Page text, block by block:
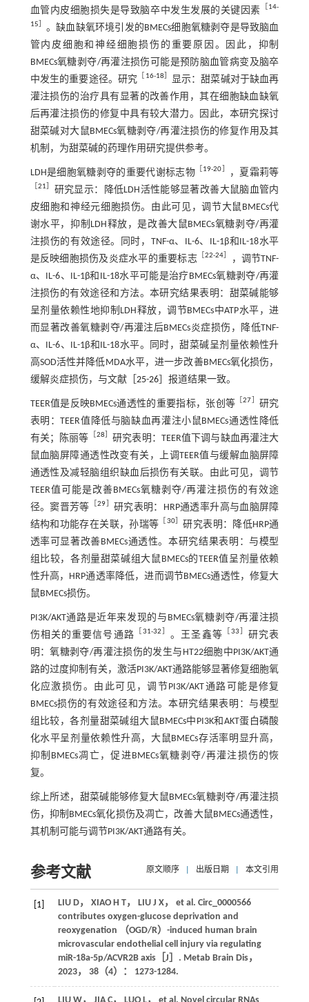
血管内皮细胞损失是导致脑卒中发生发展的关键因素 ［14-
15］ 。缺血缺氧环境引发的BMECs细胞氧糖剥夺是导致脑血
管内皮细胞和神经细胞损伤的重要原因。因此，抑制
BMECs氧糖剥夺/再灌注损伤可能是预防脑血管病变及脑卒
中发生的重要途径。研究 ［ 16-18］
显示：甜菜碱对于缺血再
灌注损伤的治疗具有显著的改善作用，其在细胞缺血缺氧
后再灌注损伤的修复中具有较大潜力。因此，本研究探讨
甜菜碱对大鼠BMECs氧糖剥夺/再灌注损伤的修复作用及其
机制，为甜菜碱的药理作用研究提供参考。
LDH是细胞氧糖剥夺的重要代谢标志物 ［19-20］ ，夏霜莉等
［21］ 研究显示：降低LDH活性能够显著改善大鼠脑血管内
皮细胞和神经元细胞损伤。由此可见，调节大鼠BMECs代
谢水平，抑制LDH释放，是改善大鼠BMECs氧糖剥夺/再灌
注损伤的有效途径。同时，TNF-α、IL-6、IL-1β和IL-18水平
是反映细胞损伤及炎症水平的重要标志［22-24］
，调节TNF-
α、IL-6、IL-1β和IL-18水平可能是治疗BMECs氧糖剥夺/再灌
注损伤的有效途径和方法。本研究结果表明：甜菜碱能够
呈剂量依赖性地抑制LDH释放，调节BMECs中ATP水平，进
而显著改善氧糖剥夺/再灌注后BMECs炎症损伤，降低TNF-
α、IL-6、IL-1β和IL-18水平。同时，甜菜碱呈剂量依赖性升
高SOD活性并降低MDA水平，进一步改善BMECs氧化损伤，
缓解炎症损伤，与文献［ 25-26］报道结果一致。
TEER值是反映BMECs通透性的重要指标，张创等 ［27］研究
表明：TEER值降低与脑缺血再灌注小鼠BMECs通透性降低
有关；陈丽等 ［28］研究表明：TEER值下调与缺血再灌注大
鼠血脑屏障通透性改变有关，上调TEER值与缓解血脑屏障
通透性及减轻脑组织缺血后损伤有关联。由此可见，调节
TEER值可能是改善BMECs氧糖剥夺/再灌注损伤的有效途
径。窦晋芳等 ［29］ 研究表明：HRP通透率升高与血脑屏障
结构和功能存在关联，孙瑞等 ［30］研究表明：降低HRP通
透率可显著改善BMECs通透性。本研究结果表明：与模型
组比较，各剂量甜菜碱组大鼠BMECs的TEER值呈剂量依赖
性升高，HRP通透率降低，进而调节BMECs通透性，修复大
鼠BMECs损伤。
PI3K/AKT通路是近年来发现的与BMECs氧糖剥夺/再灌注损
伤相关的重要信号通路 ［31-32］ 。王圣鑫等 ［33］研究表
明：氧糖剥夺/再灌注损伤的发生与HT22细胞中PI3K/AKT通
路的过度抑制有关，激活PI3K/AKT通路能够显著修复细胞氧
化应激损伤。由此可见，调节PI3K/AKT通路可能是修复
BMECs损伤的有效途径和方法。本研究结果表明：与模型
组比较，各剂量甜菜碱组大鼠BMECs中PI3K和AKT蛋白磷酸
化水平呈剂量依赖性升高，大鼠BMECs存活率明显升高，
抑制BMECs凋亡，促进BMECs氧糖剥夺/再灌注损伤的恢
复。
综上所述，甜菜碱能够修复大鼠BMECs氧糖剥夺/再灌注损
伤，抑制BMECs氧化损伤及凋亡，改善大鼠BMECs通透性，
其机制可能与调节PI3K/AKT通路有关。
参考文献 原文顺序 出版日期 本文引用
[1] LIU D， XIAO H T， LIU J X， et al. Circ_0000566
contributes oxygen-glucose deprivation and
reoxygenation （OGD/R）-induced human brain
microvascular endothelial cell injury via regulating
miR-18a-5p/ACVR2B axis［J］. Metab Brain Dis，
2023， 38（4）： 1273-1284.